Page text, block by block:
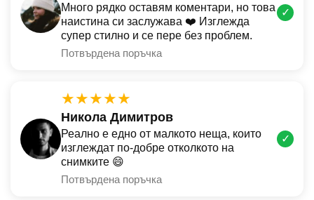
Много рядко оставям коментари, но това
наистина си заслужава ❤️ Изглежда
супер стилно и се пере без проблем.
Потвърдена поръчка
✓
★★★★★
Никола Димитров
Реално е едно от малкото неща, които
изглеждат по-добре отколкото на
снимките 😄
Потвърдена поръчка
✓